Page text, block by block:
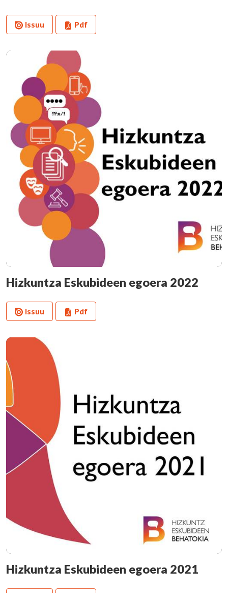
Issuu Pdf
Hizkuntza Eskubideen egoera 2022
Issuu Pdf
Hizkuntza Eskubideen egoera 2021